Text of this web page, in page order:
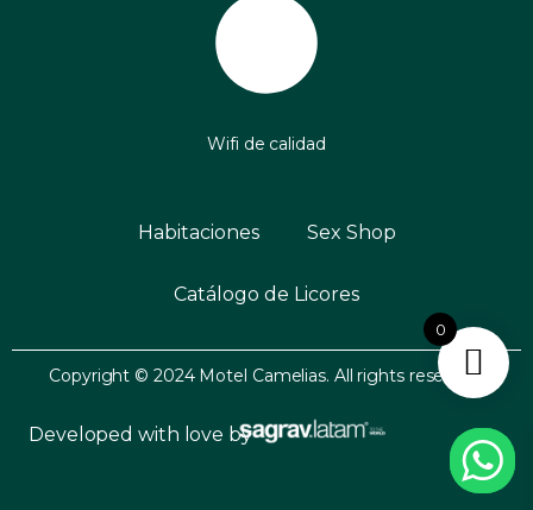
Wifi de calidad
Habitaciones Sex Shop
Catálogo de Licores
Copyright © 2024 Motel Camelias. All rights reserved.
Developed with love by
0